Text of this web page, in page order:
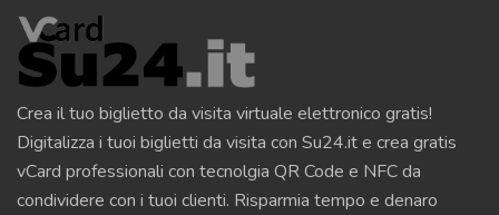
Crea il tuo biglietto da visita virtuale elettronico gratis!
Digitalizza i tuoi biglietti da visita con Su24.it e crea gratis
vCard professionali con tecnolgia QR Code e NFC da
condividere con i tuoi clienti. Risparmia tempo e denaro